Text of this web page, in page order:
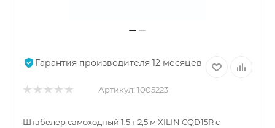
Гарантия производителя 12 месяцев
Артикул: 1005223
Штабелер самоходный 1,5 т 2,5 м XILIN CQD15R с